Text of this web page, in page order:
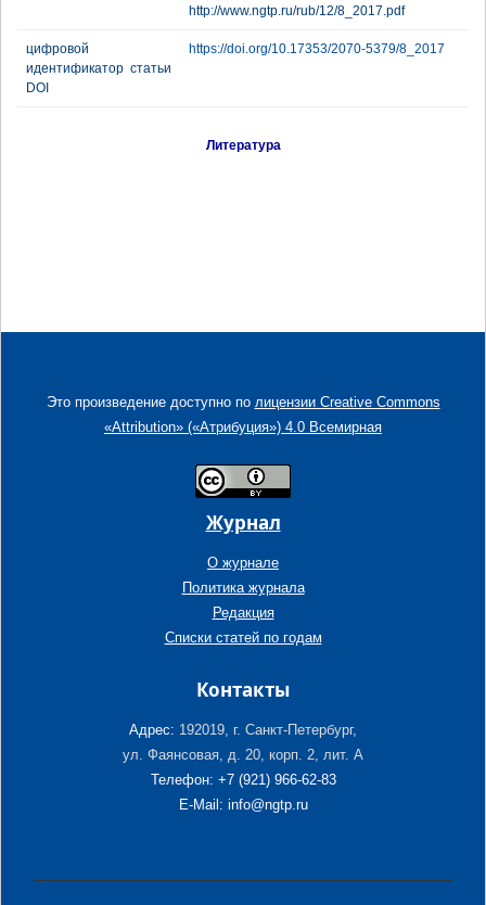
http://www.ngtp.ru/rub/12/8_2017.pdf
цифровой
идентификатор статьи
DOI
https://doi.org/10.17353/2070-5379/8_2017
Литература
Это произведение доступно по лицензии Creative Commons
«Attribution» («Атрибуция») 4.0 Всемирная
Журнал
О журнале
Политика журнала
Редакция
Списки статей по годам
Контакты
Адрес: 192019, г. Санкт-Петербург,
ул. Фаянсовая, д. 20, корп. 2, лит. А
Телефон: +7 (921) 966-62-83
E-Mail: info@ngtp.ru